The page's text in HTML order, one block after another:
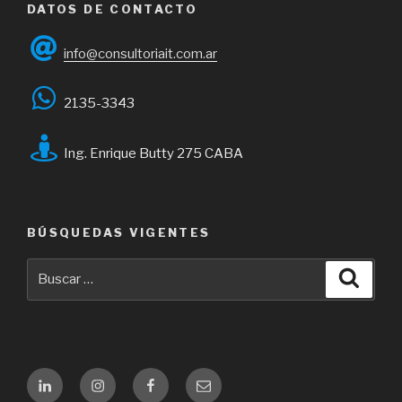
DATOS DE CONTACTO
info@consultoriait.com.ar
2135-3343
Ing. Enrique Butty 275 CABA
BÚSQUEDAS VIGENTES
LinkedinInstagramFacebookEmail